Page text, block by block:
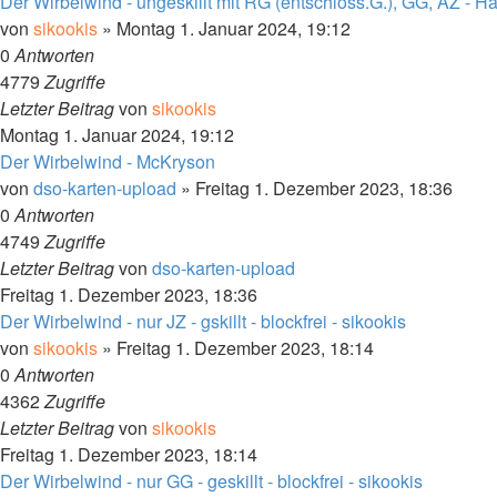
von sikookis » Montag 1. Januar 2024, 19:12
0Antworten
4779Zugriffe
Letzter Beitragvon sikookis
Montag 1. Januar 2024, 19:12
Der Wirbelwind - McKryson
von dso-karten-upload » Freitag 1. Dezember 2023, 18:36
0Antworten
4749Zugriffe
Letzter Beitragvon dso-karten-upload
Freitag 1. Dezember 2023, 18:36
Der Wirbelwind - nur JZ - gskillt - blockfrei - sikookis
von sikookis » Freitag 1. Dezember 2023, 18:14
0Antworten
4362Zugriffe
Letzter Beitragvon sikookis
Freitag 1. Dezember 2023, 18:14
Der Wirbelwind - nur GG - geskillt - blockfrei - sikookis